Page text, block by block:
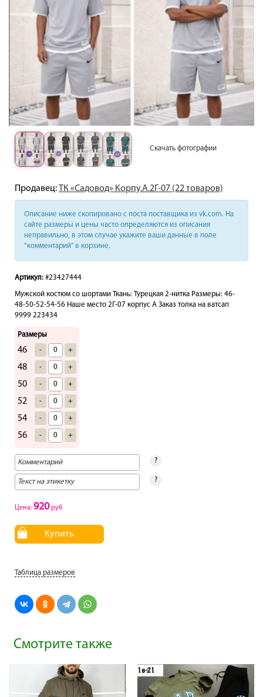
Скачать фотографии
Продавец:ТК «Садовод» Корпу.А.2Г-07 (22 товаров)
Описание ниже скопировано с поста поставщика из vk.com. На
сайте размеры и цены часто определяются из описания
неправильно, в этом случае укажите ваши данные в поле
“комментарий” в корзине.
Артикул: #23427444
Мужской костюм со шортами Ткань: Турецкая 2-нитка Размеры: 46-
48-50-52-54-56 Наше место 2Г-07 корпус А Заказ толка на ватсап
9999 223434
Размеры
46 - +
48 - +
50 - +
52 - +
54 - +
56 - +
?
?
Цена: 920руб
Купить
Таблица размеров
Смотрите также